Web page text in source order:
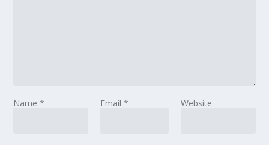
Name* Email * Website